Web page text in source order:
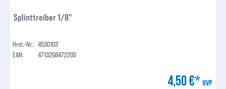
Splinttreiber 1/8"
Hrst.-Nr.: 4530103
EAN:
4713268472200
4,50 €* UVP